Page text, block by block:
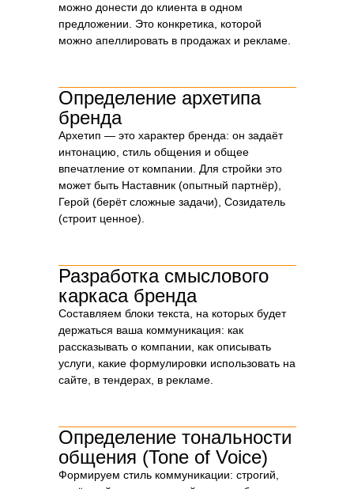
можно донести до клиента в одном
предложении. Это конкретика, которой
можно апеллировать в продажах и рекламе.
Определение архетипа
бренда
Архетип — это характер бренда: он задаёт
интонацию, стиль общения и общее
впечатление от компании. Для стройки это
может быть Наставник (опытный партнёр),
Герой (берёт сложные задачи), Созидатель
(строит ценное).
Разработка смыслового
каркаса бренда
Составляем блоки текста, на которых будет
держаться ваша коммуникация: как
рассказывать о компании, как описывать
услуги, какие формулировки использовать на
сайте, в тендерах, в рекламе.
Определение тональности
общения (Tone of Voice)
Формируем стиль коммуникации: строгий,
вашей строительной компании, мы проходим через
серию глубоких этапов. Каждый шаг — это вклад в
стратегию, на которой будет держаться весь бренд.
Этапы разработки бренд-
платформы для строительной
компании